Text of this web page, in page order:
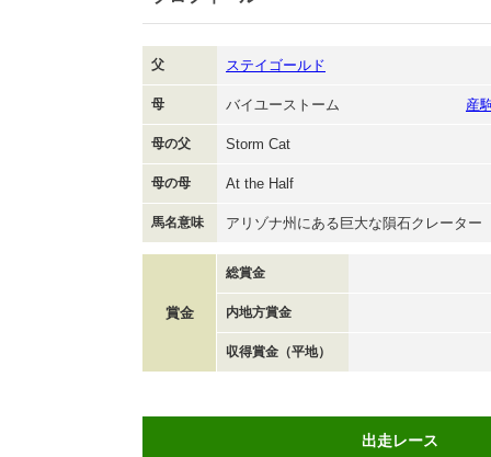
父 ステイゴールド
母 バイユーストーム 産
母の父 Storm Cat
母の母 At the Half
馬名意味 アリゾナ州にある巨大な隕石クレーター
賞金
総賞金
内地方賞金
収得賞金（平地）
出走レース